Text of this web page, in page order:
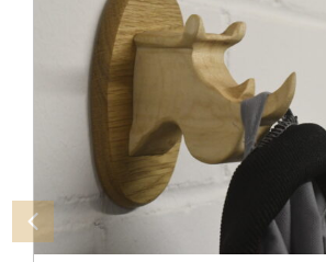
9
3
,
0
€